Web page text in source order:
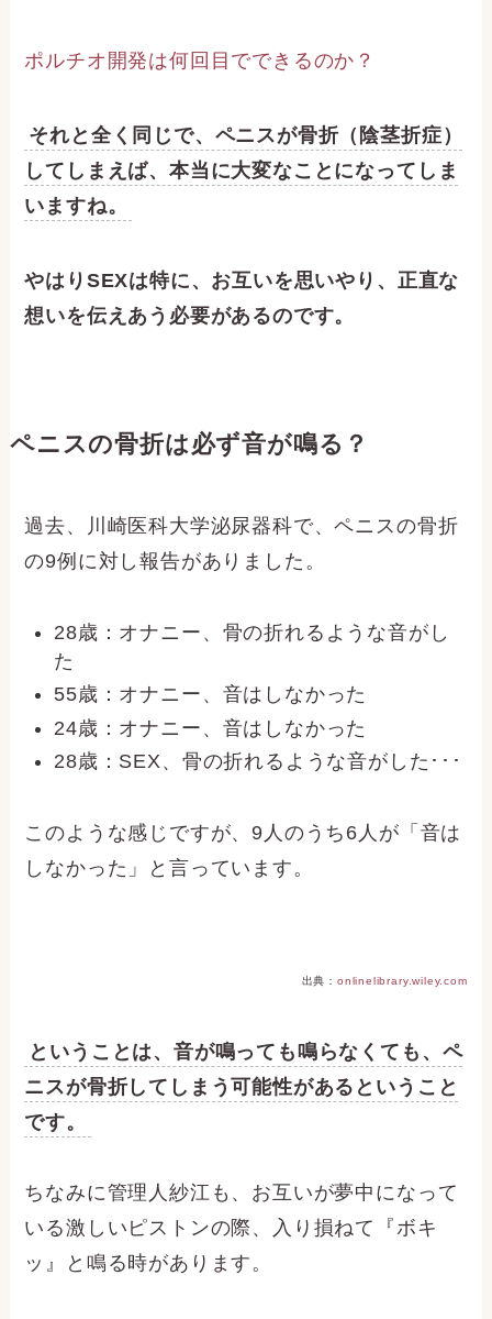
ポルチオ開発は何回目でできるのか？
それと全く同じで、ペニスが骨折（陰茎折症）
してしまえば、本当に大変なことになってしま
いますね。
やはりSEXは特に、お互いを思いやり、正直な
想いを伝えあう必要があるのです。
ペニスの骨折は必ず音が鳴る？
過去、川崎医科大学泌尿器科で、ペニスの骨折
の9例に対し報告がありました。
28歳：オナニー、骨の折れるような音がし
た
55歳：オナニー、音はしなかった
24歳：オナニー、音はしなかった
28歳：SEX、骨の折れるような音がした･･･
このような感じですが、9人のうち6人が「音は
しなかった」と言っています。
出典：onlinelibrary.wiley.com
ということは、音が鳴っても鳴らなくても、ペ
ニスが骨折してしまう可能性があるということ
です。
ちなみに管理人紗江も、お互いが夢中になって
いる激しいピストンの際、入り損ねて『ボキ
ッ』と鳴る時があります。